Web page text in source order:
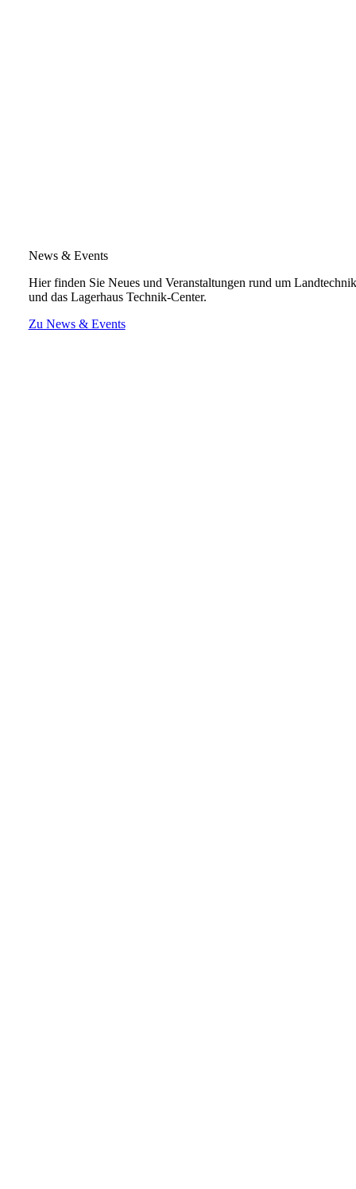
News & Events
Hier finden Sie Neues und Veranstaltungen rund um Landtechnik
und das Lagerhaus Technik-Center.
Zu News & Events